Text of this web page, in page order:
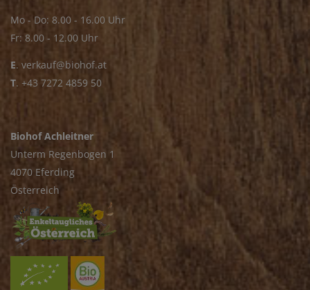
Mo - Do: 8.00 - 16.00 Uhr
Fr: 8.00 - 12.00 Uhr
E. verkauf@biohof.at
T. +43 7272 4859 50
Biohof Achleitner
Unterm Regenbogen 1
4070 Eferding
Österreich